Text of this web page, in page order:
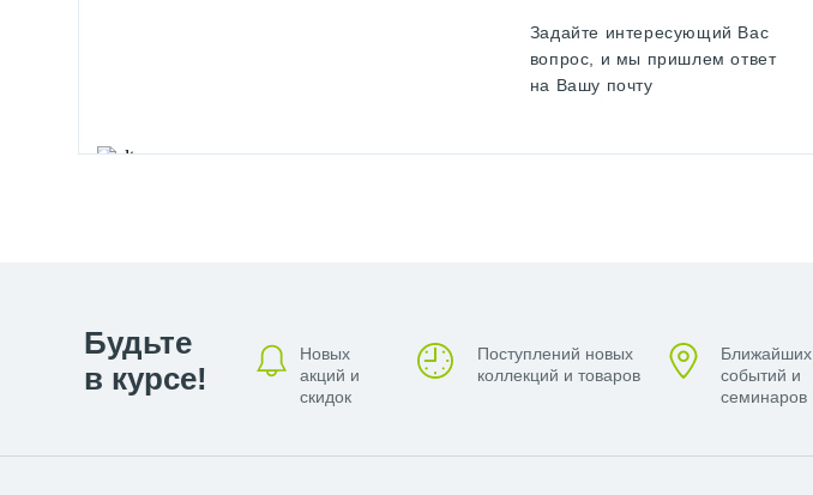
Задайте интересующий Вас
вопрос, и мы пришлем ответ
на Вашу почту
Будьте
в курсе!
Новых
акций и
скидок
Поступлений новых
коллекций и товаров
Ближайших
событий и
семинаров